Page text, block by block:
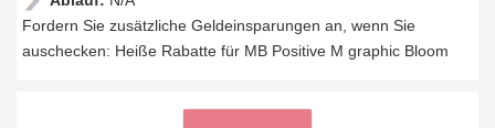
Fordern Sie zusätzliche Geldeinsparungen an, wenn Sie
auschecken: Heiße Rabatte für MB Positive M graphic Bloom